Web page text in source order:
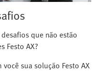
que não estão
Festo AX?
sua solução Festo AX